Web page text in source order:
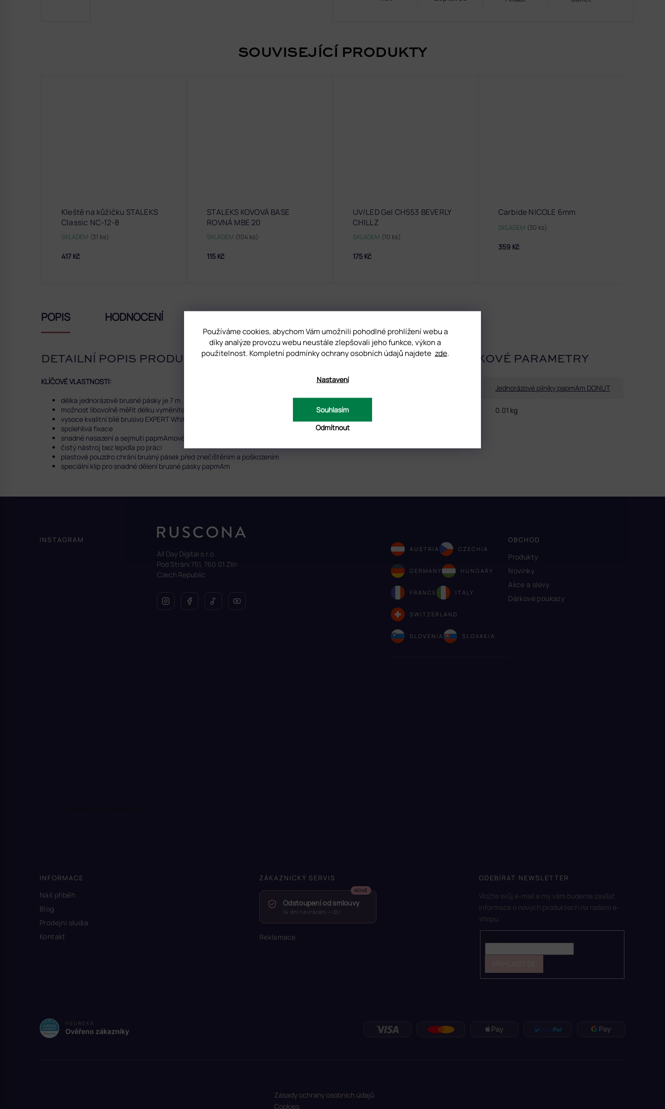
Používáme cookies, abychom Vám umožnili pohodlné prohlížení webu a
díky analýze provozu webu neustále zlepšovali jeho funkce, výkon a
použitelnost. Kompletní podmínky ochrany osobních údajů najdete zde.
Nastavení
Odmítnout
Souhlasím
SOUVISEJÍCÍ PRODUKTY
Kleště na kůžičku STALEKS
Classic NC-12-8
SKLADEM (31 ks)
417 Kč
STALEKS KOVOVÁ BASE
ROVNÁ MBE 20
SKLADEM (104 ks)
115 Kč
UV/LED Gel CH553 BEVERLY
CHILLZ
SKLADEM (10 ks)
175 Kč
Carbide NICOLE 6mm
SKLADEM (30 ks)
359 Kč
POPIS HODNOCENÍ
DETAILNÍ POPIS PRODUKTU
KLÍČOVÉ VLASTNOSTI:
délka jednorázové brusné pásky je 7 m
možnost libovolně měřit délku vyměnitelného pilníku
vysoce kvalitní bílé brusivo EXPERT White je hygienické při práci
spolehlivá fixace
snadné nasazení a sejmutí papmAmového pilníku ze základny
čistý nástroj bez lepidla po práci
plastové pouzdro chrání brusný pásek před znečištěním a poškozením
speciální klip pro snadné dělení brusné pásky papmAm
DOPLŇKOVÉ PARAMETRY
Jednorázové pilníky papmAm DONUT
0.01 kg
t
INSTAGRAM
All Day Digital s.r.o.
Pod Strání 751, 760 01 Zlín
Czech Republic
AUSTRIA CZECHIA
GERMANY HUNGARY
FRANCE ITALY
SWITZERLAND
SLOVENIA SLOVAKIA
OBCHOD
Produkty
Novinky
Akce a slevy
Dárkové poukazy
INFORMACE
Náš příběh
Blog
Prodejní sludia
Kontakt
ZÁKAZNICKÝ SERVIS
Odstoupení od smlouvy
14 dní na vrácení — EU
Reklamace
ODEBÍRAT NEWSLETTER
Vložte svůj e-mail a my vám budeme zasílat
informace o nových produktech na našem e-
shopu.
Zásady ochrany osobních údajů
Cookies